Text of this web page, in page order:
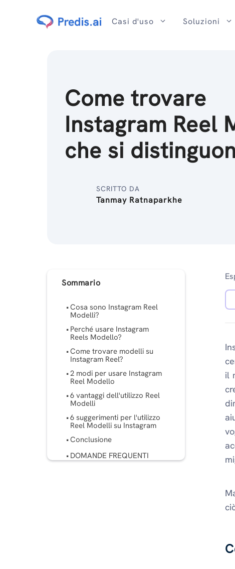
Casi d'uso Soluzioni
Come trovare
Instagram Reel
che si
SCRITTO DA
Tanmay Ratnaparkhe
Sommario
Cosa sono Instagram Reel
Modelli?
Perché usare Instagram
Reels Modello?
Come trovare modelli su
Instagram Reel?
2 modi per usare Instagram
Reel Modello
6 vantaggi dell'utilizzo Reel
Modelli
6 suggerimenti per l'utilizzo
Reel Modelli su Instagram
Conclusione
DOMANDE FREQUENTI
il